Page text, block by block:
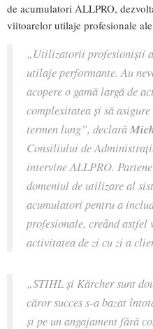
de acumulatori ALLPRO,
viitoarelor utilaje profesionale
„Utilizatorii profesioniști
utilaje performante. Au
acopere o gamă largă de
complexitatea și să
termen lung”, declară
Consiliului de
intervine ALLPRO.
domeniul de utilizare al
acumulatori pentru a
profesionale, creând astfel
activitatea de zi cu zi a
„STIHL și Kärcher sunt
căror succes s-a bazat
și pe un angajament fără